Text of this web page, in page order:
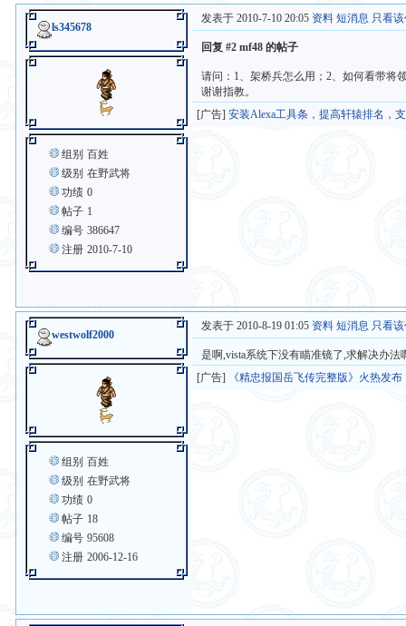
ls345678
组别 百姓
级别 在野武将
功绩 0
帖子 1
编号 386647
注册 2010-7-10
发表于 2010-7-10 20:05 资料 短消息 只看
回复 #2 mf48 的帖子
请问：1、架桥兵怎么用；2、如何看带将
谢谢指教。
[广告]安装Alexa工具条，提高轩辕排名，
westwolf2000
组别 百姓
级别 在野武将
功绩 0
帖子 18
编号 95608
注册 2006-12-16
发表于 2010-8-19 01:05 资料 短消息 只看
是啊,vista系统下没有瞄准镜了,求解决办法
[广告]
《精忠报国岳飞传完整版》火热发布